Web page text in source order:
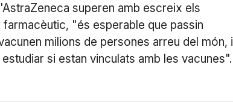
superen amb escreix els
"és esperable que passin
milions de persones arreu del món, i
si estan vinculats amb les vacunes".